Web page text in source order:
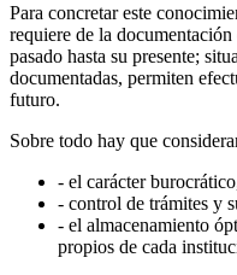
Para concretar este
re­quiere de la
pasado hasta su presente;
documentadas, permiten
futuro.
Sobre todo hay que
- el carácter
- control de trámites y
- el almacenamiento
propios de cada